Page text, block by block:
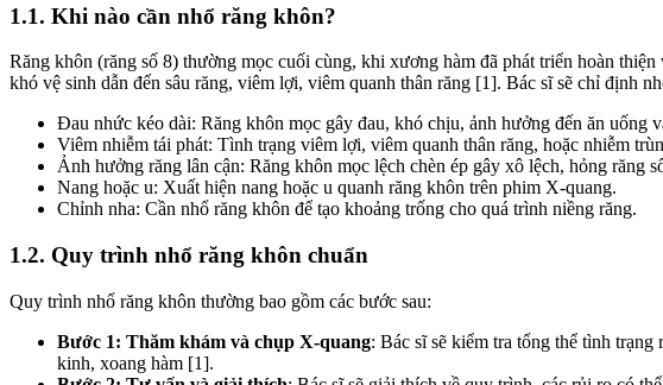
1.1. Khi nào cần nhổ răng khôn?
Răng khôn (răng số 8) thường mọc cuối cùng, khi xương hàm đã phát triển hoàn
khó vệ sinh dẫn đến sâu răng, viêm lợi, viêm quanh thân răng [1]. Bác sĩ sẽ chỉ định
Đau nhức kéo dài: Răng khôn mọc gây đau, khó chịu, ảnh hưởng đến ăn uống
Viêm nhiễm tái phát: Tình trạng viêm lợi, viêm quanh thân răng, hoặc nhiễm
Ảnh hưởng răng lân cận: Răng khôn mọc lệch chèn ép gây xô lệch, hỏng răng
Nang hoặc u: Xuất hiện nang hoặc u quanh răng khôn trên phim X-quang.
Chỉnh nha: Cần nhổ răng khôn để tạo khoảng trống cho quá trình niềng răng.
1.2. Quy trình nhổ răng khôn chuẩn
Quy trình nhổ răng khôn thường bao gồm các bước sau:
Bước 1: Thăm khám và chụp X-quang: Bác sĩ sẽ kiểm tra tổng thể tình
kinh, xoang hàm [1].